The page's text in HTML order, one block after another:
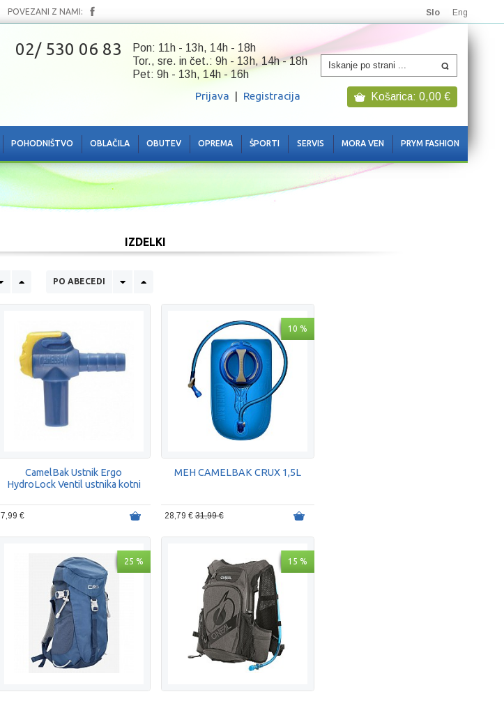
POVEZANI Z NAMI: Slo Eng
02/ 530 06 83
Pon: 11h - 13h, 14h - 18h
Tor., sre. in čet.: 9h - 13h, 14h - 18h
Pet: 9h - 13h, 14h - 16h
Prijava | Registracija Košarica: 0,00 €
POHODNIŠTVO OBLAČILA OBUTEV OPREMA ŠPORTI SERVIS MORA VEN PRYM FASHION
IZDELKI
PO ABECEDI
CamelBak Ustnik Ergo
HydroLock Ventil ustnika kotni
7,99 €
10 %
MEH CAMELBAK CRUX 1,5L
28,79 €31,99 €
25 % 15 %